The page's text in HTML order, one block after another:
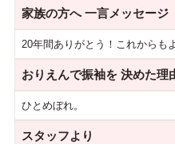
家族の方へ一言メッセージ
20年間ありがとう！これからも
おりえんで振袖を決めた理
ひとめぼれ。
スタッフより